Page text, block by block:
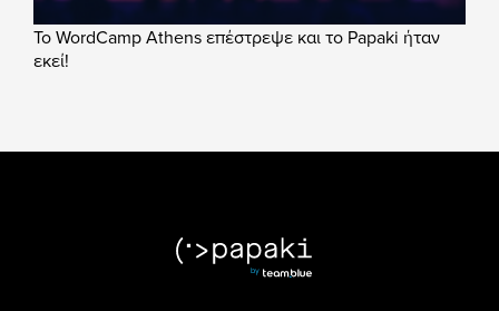
Το WordCamp Athens επέστρεψε και το Papaki ήταν
εκεί!